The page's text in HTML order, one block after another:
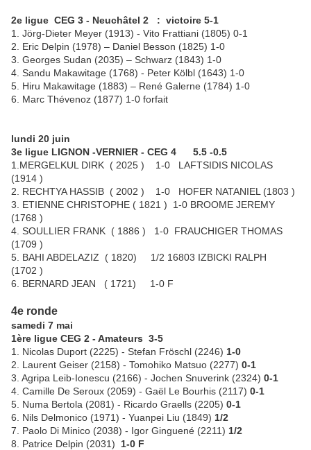
2e ligue CEG 3 - Neuchâtel 2 : victoire 5-1
1. Jörg-Dieter Meyer (1913) - Vito Frattiani (1805) 0-1
2. Eric Delpin (1978) – Daniel Besson (1825) 1-0
3. Georges Sudan (2035) – Schwarz (1843) 1-0
4. Sandu Makawitage (1768) - Peter Kölbl (1643) 1-0
5. Hiru Makawitage (1883) – René Galerne (1784) 1-0
6. Marc Thévenoz (1877) 1-0 forfait
lundi 20 juin
3e ligue LIGNON -VERNIER - CEG 4 5.5 -0.5
1.MERGELKUL DIRK ( 2025 ) 1-0 LAFTSIDIS NICOLAS
(1914 )
2. RECHTYA HASSIB ( 2002 ) 1-0 HOFER NATANIEL (1803 )
3. ETIENNE CHRISTOPHE ( 1821 ) 1-0 BROOME JEREMY
(1768 )
4. SOULLIER FRANK ( 1886 ) 1-0 FRAUCHIGER THOMAS
(1709 )
5. BAHI ABDELAZIZ ( 1820) 1/2 16803 IZBICKI RALPH
(1702 )
6. BERNARD JEAN ( 1721) 1-0 F
4e ronde
samedi 7 mai
1ère ligue CEG 2 - Amateurs 3-5
1. Nicolas Duport (2225) - Stefan Fröschl (2246) 1-0
2. Laurent Geiser (2158) - Tomohiko Matsuo (2277) 0-1
3. Agripa Leib-Ionescu (2166) - Jochen Snuverink (2324) 0-1
4. Camille De Seroux (2059) - Gaël Le Bourhis (2117) 0-1
5. Numa Bertola (2081) - Ricardo Graells (2205) 0-1
6. Nils Delmonico (1971) - Yuanpei Liu (1849) 1/2
7. Paolo Di Minico (2038) - Igor Ginguené (2211) 1/2
8. Patrice Delpin (2031) 1-0 F